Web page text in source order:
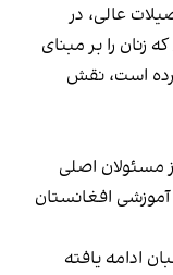
عالی، در
زنان را بر مبنای
است، نقش
مسئولان اصلی
افغانستان
ادامه یافته